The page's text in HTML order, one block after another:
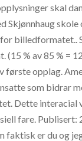
skal
skole
billedformatet..
(15 % av 85 % =
opplag.
som bidrar
Dette interacial
fare. Publisert:
faktisk er du og